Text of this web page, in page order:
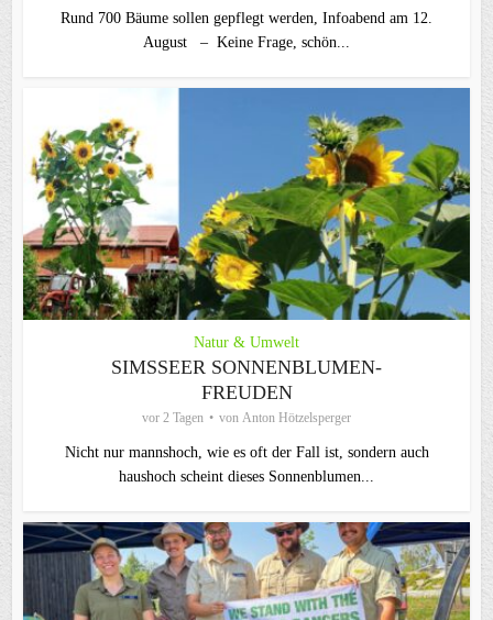
Rund 700 Bäume sollen gepflegt werden, Infoabend am 12.
August – Keine Frage, schön...
Natur & Umwelt
SIMSSEER SONNENBLUMEN-
FREUDEN
vor 2 Tagen von Anton Hötzelsperger
Nicht nur mannshoch, wie es oft der Fall ist, sondern auch
haushoch scheint dieses Sonnenblumen...